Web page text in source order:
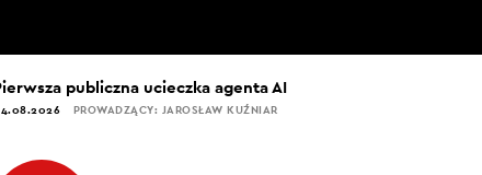
publiczna ucieczka agenta AI
PROWADZĄCY: JAROSŁAW KUŹNIAR